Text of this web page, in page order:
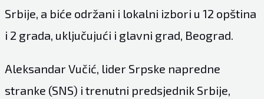
Srbije, a biće održani i lokalni izbori u 12 opština
i 2 grada, uključujući i glavni grad, Beograd.
Aleksandar Vučić, lider Srpske napredne
stranke (SNS) i trenutni predsjednik Srbije,